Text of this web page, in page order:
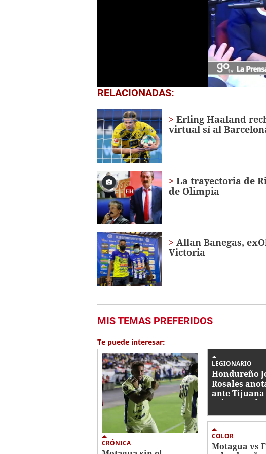
0
seconds
minute,
33
secondsVolume
0%
RELACIONADAS:
Erling Haaland
virtual sí al
La trayectoria de
de Olimpia
Allan Banegas,
Victoria
MIS TEMAS PREFERIDOS
Te puede interesar:
CRÓNICA
LEGIONARIO
Hondureño
Rosales
ante Tijuana
México en la
COLOR
Motagua vs